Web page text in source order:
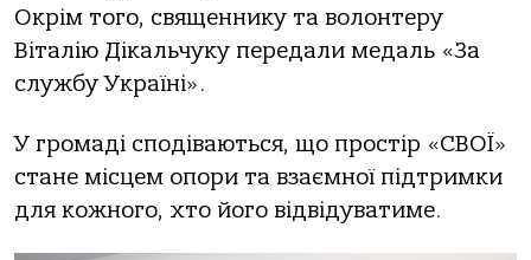
Окрім того, священнику та волонтеру
Віталію Дікальчуку передали медаль «За
службу Україні».
У громаді сподіваються, що простір «СВОЇ»
стане місцем опори та взаємної підтримки
для кожного, хто його відвідуватиме.